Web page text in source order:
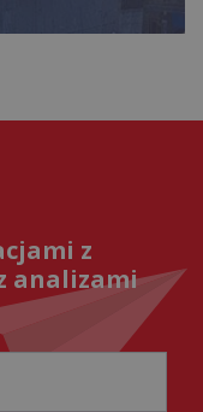
z
analizami